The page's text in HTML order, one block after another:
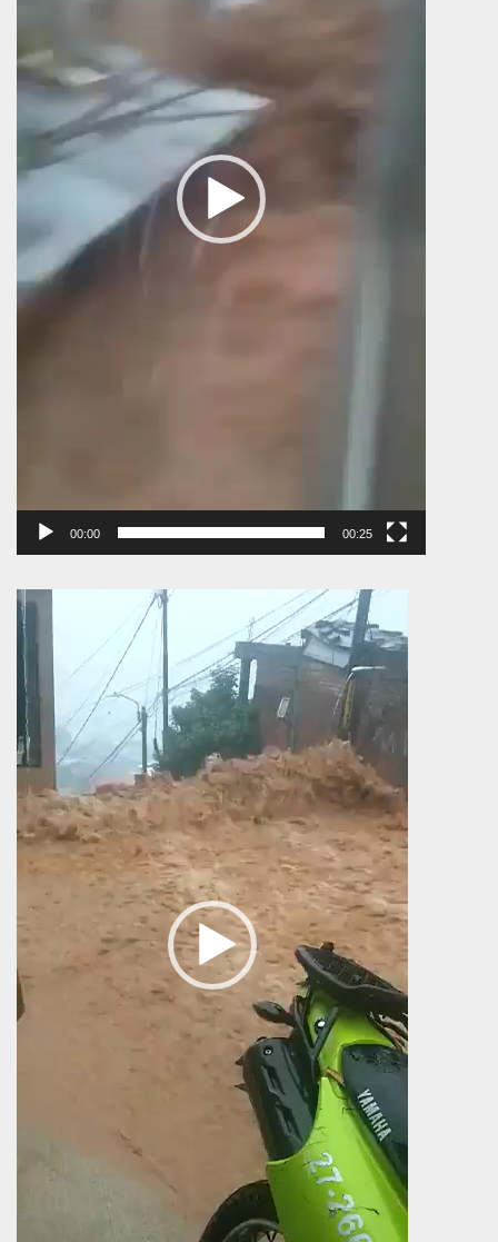
00:00 00:25
Πρόγραμμα
Αναπαραγωγής
Βίντεο